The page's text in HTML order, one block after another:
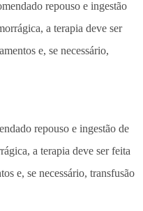
repouso e ingestão de
a terapia deve ser feita
e, se necessário, transfusão